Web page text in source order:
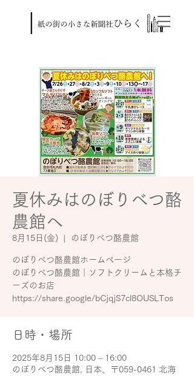
夏休みはのぼりべつ酪
農館へ
8月15日(金) のぼりべつ酪農館
のぼりべつ酪農館ホームページ
のぼりべつ酪農館｜ソフトクリームと本格チ
ーズのお店
https://share.google/bCjqjS7cl8OUSLTos
日時・場所
2025年8月15日 10:00 – 16:00
のぼりべつ酪農館, 日本、〒059-0461 北海